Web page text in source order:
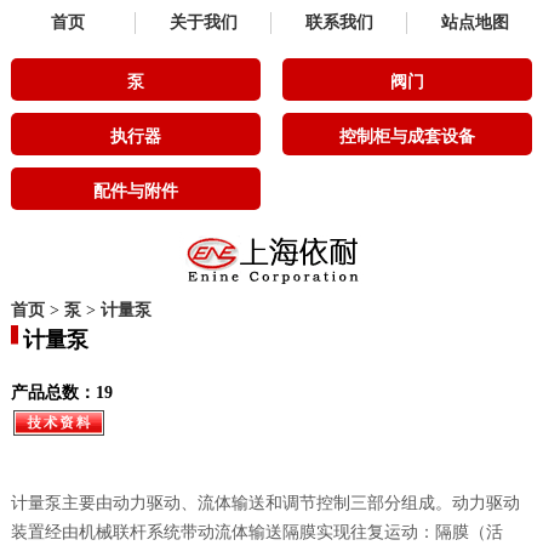
首页 关于我们 联系我们 站点地图
泵 阀门
执行器 控制柜与成套设备
配件与附件
首页> 泵> 计量泵
计量泵
产品总数：19
计量泵主要由动力驱动、流体输送和调节控制三部分组成。动力驱动
装置经由机械联杆系统带动流体输送隔膜实现往复运动：隔膜（活